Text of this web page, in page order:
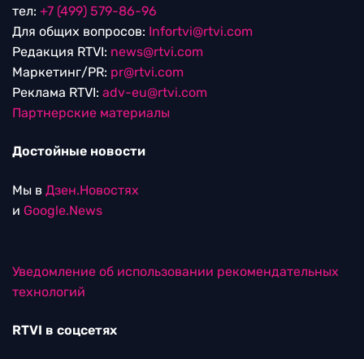
тел: +7 (499) 579-86-96
Для общих вопросов: Infortvi@rtvi.com
Редакция RTVI: news@rtvi.com
Маркетинг/PR: pr@rtvi.com
Реклама RTVI: adv-eu@rtvi.com
Партнерские материалы
Достойные новости
Мы в Дзен.Новостях
и Google.News
Уведомление об использовании рекомендательных
технологий
RTVI в соцсетях